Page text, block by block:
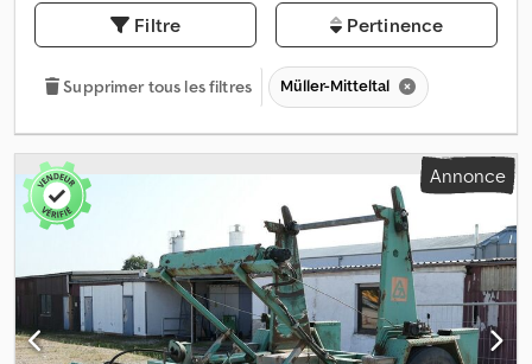
Filtre Pertinence
Supprimer tous les filtres Müller-Mitteltal
Annonce